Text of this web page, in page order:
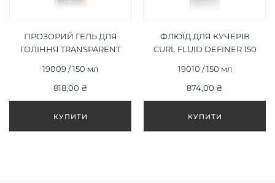
ПРОЗОРИЙ ГЕЛЬ ДЛЯ
ГОЛІННЯ TRANSPARENT
19009 / 150 мл
818,00 ₴
ФЛЮЇД ДЛЯ КУЧЕРІВ
CURL FLUID DEFINER 150
19010 / 150 мл
874,00 ₴